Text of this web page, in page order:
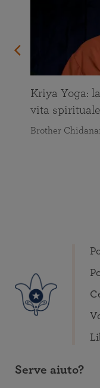
Kriya Yoga:
vita
Brother
Serve aiuto?